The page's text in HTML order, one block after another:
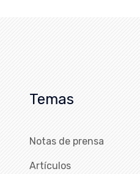
Temas
Notas de prensa
Artículos